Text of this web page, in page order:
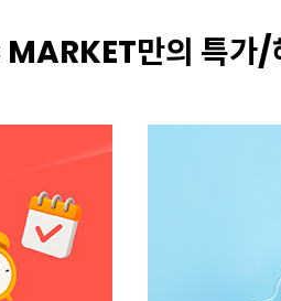
만의 특가/